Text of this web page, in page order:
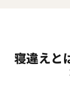
寝違えと